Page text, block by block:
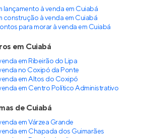
lançamento à venda em Cuiabá
construção à venda em Cuiabá
para morar à venda em Cuiabá
em Cuiabá
em Ribeirão do Lipa
no Coxipó da Ponte
em Altos do Coxipó
em Centro Político Administrativo
de Cuiabá
em Várzea Grande
em Chapada dos Guimarães